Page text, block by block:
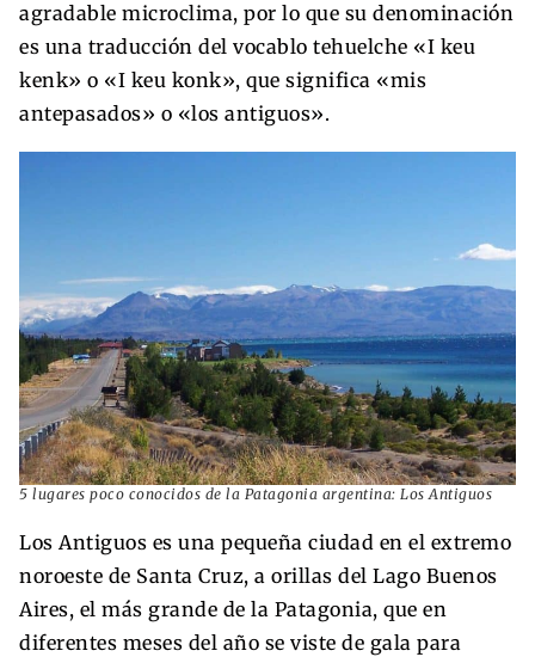
agradable microclima, por lo que su denominación
es una traducción del vocablo tehuelche «I keu
kenk» o «I keu konk», que significa «mis
antepasados» o «los antiguos».
5 lugares poco conocidos de la Patagonia argentina: Los Antiguos
Los Antiguos es una pequeña ciudad en el extremo
noroeste de Santa Cruz, a orillas del Lago Buenos
Aires, el más grande de la Patagonia, que en
diferentes meses del año se viste de gala para